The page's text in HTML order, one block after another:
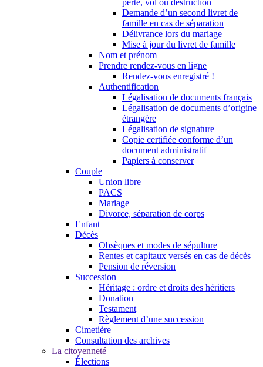
perte, vol ou destruction
Demande d’un second livret de
famille en cas de séparation
Délivrance lors du mariage
Mise à jour du livret de famille
Nom et prénom
Prendre rendez-vous en ligne
Rendez-vous enregistré !
Authentification
Légalisation de documents français
Légalisation de documents d’origine
étrangère
Légalisation de signature
Copie certifiée conforme d’un
document administratif
Papiers à conserver
Couple
Union libre
PACS
Mariage
Divorce, séparation de corps
Enfant
Décès
Obsèques et modes de sépulture
Rentes et capitaux versés en cas de décès
Pension de réversion
Succession
Héritage : ordre et droits des héritiers
Donation
Testament
Règlement d’une succession
Cimetière
Consultation des archives
La citoyenneté
Élections